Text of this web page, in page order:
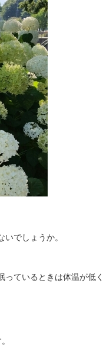
でしょうか。
ているときは体温が低